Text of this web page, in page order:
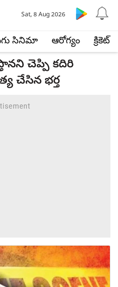
సినిమా ఆరోగ్యం క్రికెట్
Sat, 8 Aug 2026
చెప్పి కదిరి
చేసిన భర్త